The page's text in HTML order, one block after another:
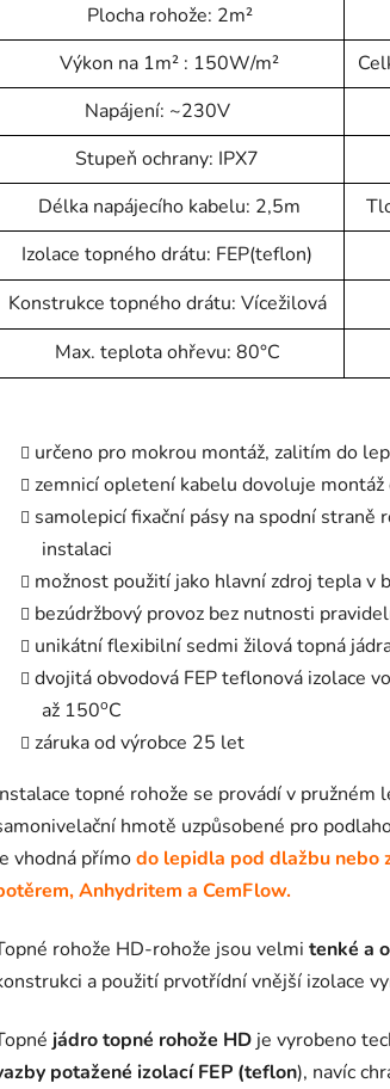
Plocha rohože: 2m²
Výkon na 1m² : 150W/m²
Napájení: ~230V
Stupeň ochrany: IPX7
Délka napájecího kabelu: 2,5m
Izolace topného drátu: FEP(teflon)
Konstrukce topného drátu: Vícežilová
Max. teplota ohřevu: 80°C
určeno pro mokrou montáž, zalitím do
zemnicí opletení kabelu dovoluje
samolepicí fixační pásy na spodní straně
instalaci
možnost použití jako hlavní zdroj tepla v
bezúdržbový provoz bez nutnosti
unikátní flexibilní sedmi žilová topná
dvojitá obvodová FEP teflonová izolace
až 150oC
záruka od výrobce 25 let
topné rohože se provádí v pružném
hmotě uzpůsobené pro
vhodná přímodo lepidla pod dlažbu nebo
Anhydritem a CemFlow.
rohože HD-rohože jsou velmi tenké a
a použití prvotřídní vnější izolace
jádro topné rohože HD je vyrobeno
potažené izolací FEP (teflon), navíc